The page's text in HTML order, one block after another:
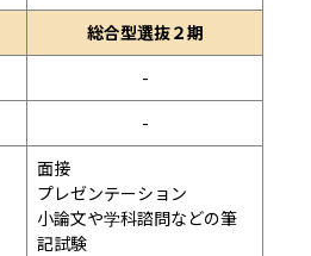
総合型選抜２期
-
-
面接
プレゼンテーション
小論文や学科諮問などの筆
記試験